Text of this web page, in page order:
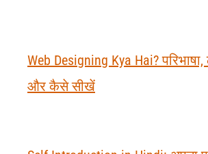
Web Designing Kya Hai?
और कैसे सीखें